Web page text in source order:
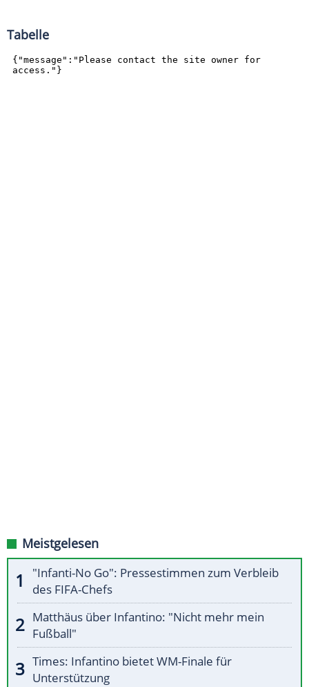
Tabelle
Meistgelesen
"Infanti-No Go": Pressestimmen zum Verbleib
des FIFA-Chefs
Matthäus über Infantino: "Nicht mehr mein
Fußball"
Times: Infantino bietet WM-Finale für
Unterstützung